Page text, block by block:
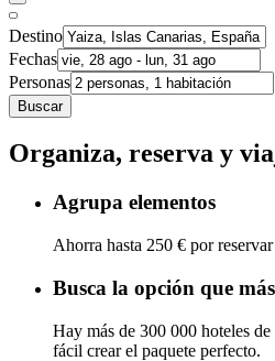
Destino
Fechas
Personas
Buscar
Organiza, reserva y
Agrupa elementos
Ahorra hasta 250 € por
Busca la opción que
Hay más de 300 000 hoteles
fácil crear el paquete perfecto.